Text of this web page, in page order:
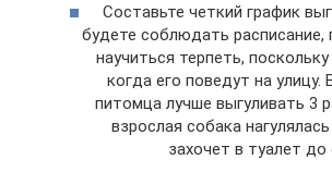
Составьте четкий график
будете соблюдать расписание,
научиться терпеть,
когда его поведут на улицу.
питомца лучше выгуливать 3
взрослая собака
захочет в туалет до